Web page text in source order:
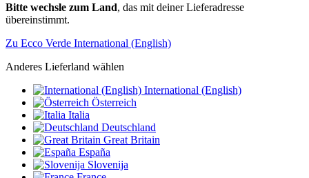
Bitte wechsle zum Land, das mit deiner Lieferadresse
übereinstimmt.
Zu Ecco Verde International (English)
Anderes Lieferland wählen
International (English)
Österreich
Italia
Deutschland
Great Britain
España
Slovenija